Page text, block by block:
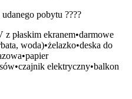
pobytu ????
z płaskim ekranem•darmowe
woda)•żelazko•deska do
elektryczny•balkon